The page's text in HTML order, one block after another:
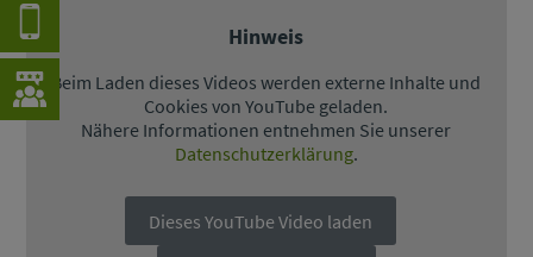
Hinweis
Beim Laden dieses Videos werden externe Inhalte und
Cookies von YouTube geladen.
Nähere Informationen entnehmen Sie unserer
Datenschutzerklärung.
Dieses YouTube Video laden